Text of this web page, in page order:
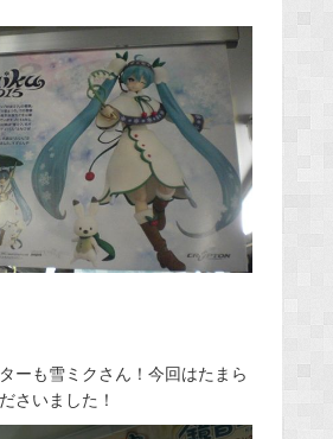
ーも雪ミクさん！今回はたまら
さいました！